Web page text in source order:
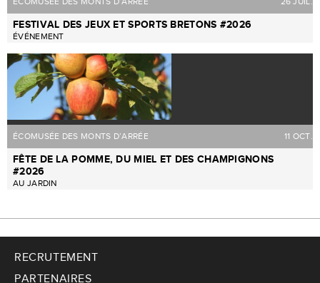
FESTIVAL DES JEUX ET SPORTS BRETONS #2026
ÉVÉNEMENT
ÉCOMUSÉE DES MONTS D’ARRÉE 11 OCT.
FÊTE DE LA POMME, DU MIEL ET DES CHAMPIGNONS
#2026
AU JARDIN
RECRUTEMENT
PARTENAIRES